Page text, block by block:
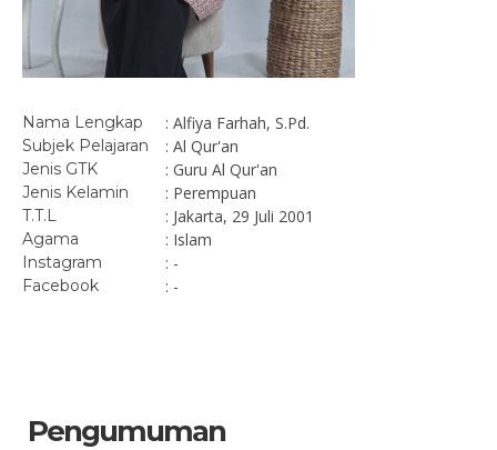
Nama Lengkap : Alfiya Farhah, S.Pd.
Subjek Pelajaran : Al Qur'an
Jenis GTK : Guru Al Qur'an
Jenis Kelamin : Perempuan
T.T.L : Jakarta, 29 Juli 2001
Agama : Islam
Instagram : -
Facebook : -
Pengumuman